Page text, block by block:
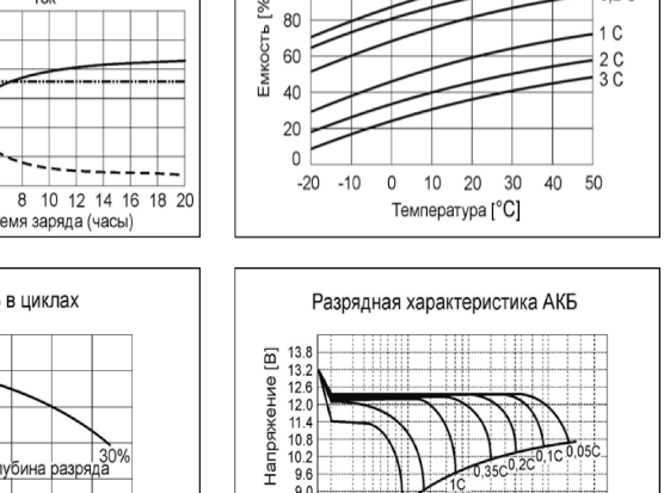
Оценка товара:
Достоинства:
Недостатки: